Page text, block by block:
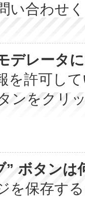
い合わせ
デレータ
を許可し
ンをクリ
” ボタンは
を保存す